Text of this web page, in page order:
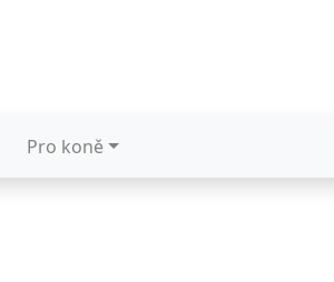
Pro koně